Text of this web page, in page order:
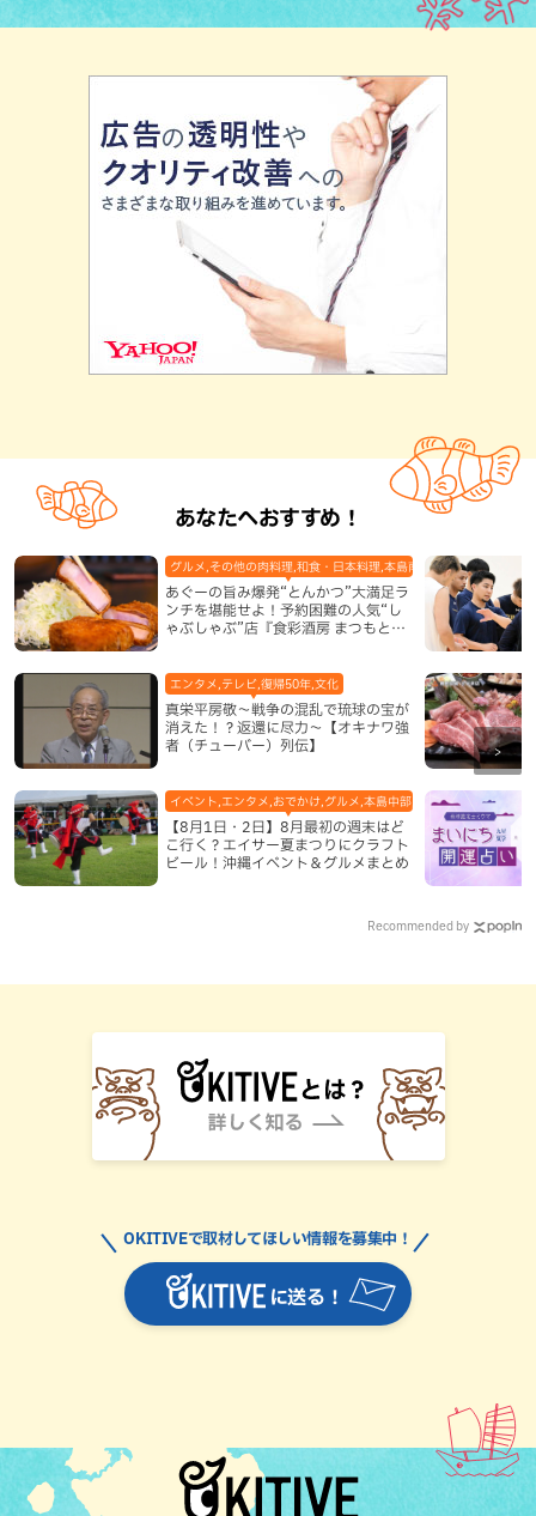
あなたへおすすめ！
あぐーの旨み爆発“とんかつ”大満足ラ
ンチを堪能せよ！予約困難の人気“し
ゃぶしゃぶ”店『食彩酒房 まつもと』
グルメ,その他の肉料理,和食・日本料理,本島南部,那覇市
真栄平房敬～戦争の混乱で琉球の宝が
消えた！？返還に尽力～【オキナワ強
者（チューバー）列伝】
エンタメ,テレビ,復帰50年,文化
【8月1日・2日】8月最初の週末はど
こ行く？エイサー夏まつりにクラフト
ビール！沖縄イベント＆グルメまとめ
イベント,エンタメ,おでかけ,グルメ,本島中部,本島北部,本島南部
Recommended by
に送る！
OKITIVEで取材してほしい情報を募集中！